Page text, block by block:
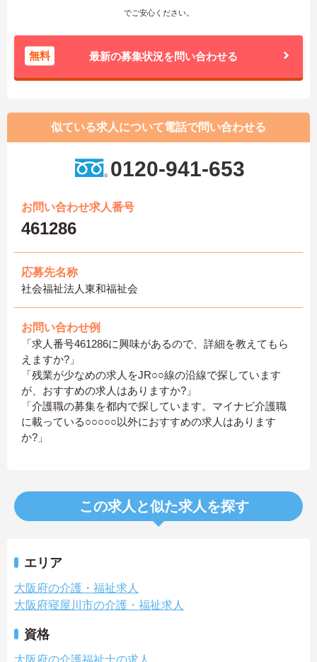
でご安心ください。
無料 最新の募集状況を問い合わせる
似ている求人について電話で問い合わせる
0120-941-653
お問い合わせ求人番号
461286
応募先名称
社会福祉法人東和福祉会
お問い合わせ例
「求人番号461286に興味があるので、詳細を教えてもら
えますか?」
「残業が少なめの求人をJR○○線の沿線で探しています
が、おすすめの求人はありますか?」
「介護職の募集を都内で探しています。マイナビ介護職
に載っている○○○○○以外におすすめの求人はあります
か?」
この求人と似た求人を探す
エリア
大阪府の介護・福祉求人
大阪府寝屋川市の介護・福祉求人
資格
大阪府の介護福祉士の求人